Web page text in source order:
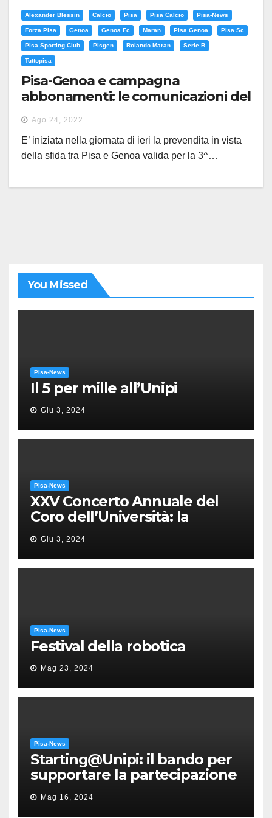
Alexander Blessin Calcio Pisa Pisa Calcio Pisa-News
Forza Pisa Genoa Genoa Fc Maran Pisa Genoa Pisa Sc
Pisa Sporting Club Pisgen Rolando Maran Serie B
Tuttopisa
Pisa-Genoa e campagna
abbonamenti: le comunicazioni del
club
Ago 24, 2022
E’ iniziata nella giornata di ieri la prevendita in vista
della sfida tra Pisa e Genoa valida per la 3^…
You Missed
Pisa-News
Il 5 per mille all’Unipi
Giu 3, 2024
Pisa-News
XXV Concerto Annuale del
Coro dell’Università: la
“Messa in gloria” di Giacomo
Puccini
Giu 3, 2024
Pisa-News
Festival della robotica
Mag 23, 2024
Pisa-News
Starting@Unipi: il bando per
supportare la partecipazione
all’ERC Starting Grant
Mag 16, 2024